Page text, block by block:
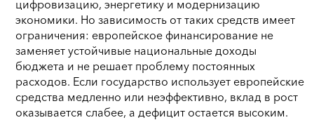
цифровизацию, энергетику и модернизацию
экономики. Но зависимость от таких средств имеет
ограничения: европейское финансирование не
заменяет устойчивые национальные доходы
бюджета и не решает проблему постоянных
расходов. Если государство использует европейские
средства медленно или неэффективно, вклад в рост
оказывается слабее, а дефицит остается высоким.